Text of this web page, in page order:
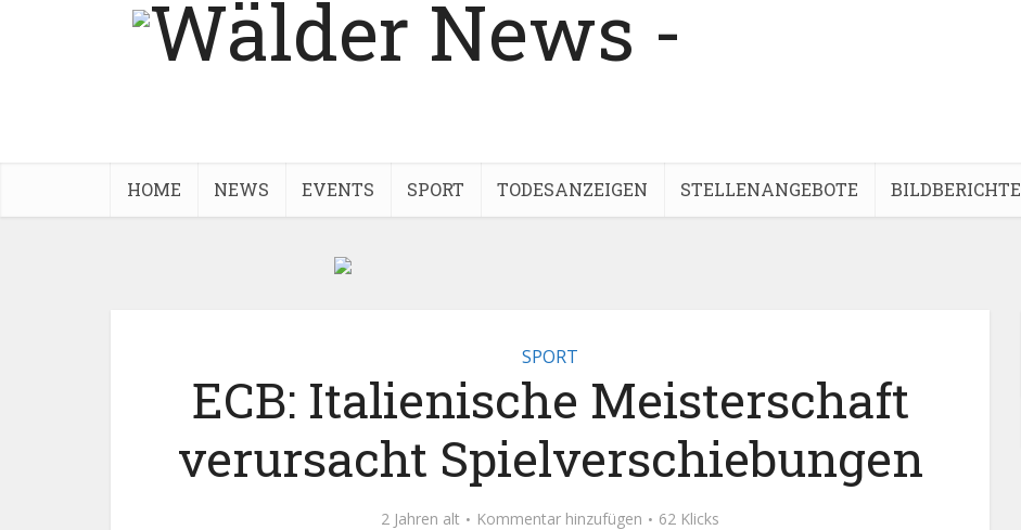
HOME NEWS EVENTS SPORT TODESANZEIGEN STELLENANGEBOTE BILDBERICHTE
SPORT
ECB: Italienische Meisterschaft
verursacht Spielverschiebungen
2 Jahren alt Kommentar hinzufügen 62 Klicks